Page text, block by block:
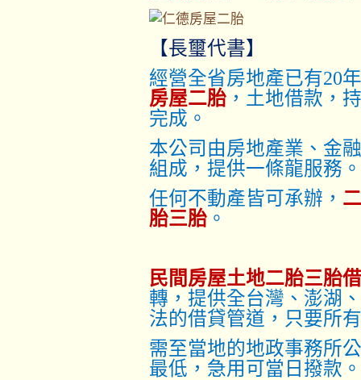
【長璽代書】
經營全省房地產已有20
房屋二胎 ，土地借款，
完成。
本公司由房地產業、金
組成，提供一條龍服務。
任何不動產皆可承辦，
胎三胎 。
民間房屋土地二胎三胎
轉，提供全台灣、澎湖
法的借貸管道，只要所
需至當地的地政事務所
最低，急用可當日撥款。